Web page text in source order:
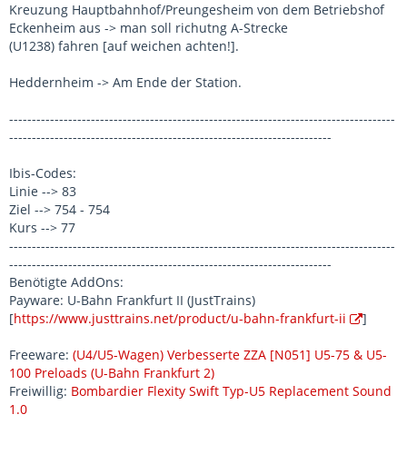
Kreuzung Hauptbahnhof/Preungesheim von dem Betriebshof
Eckenheim aus -> man soll richutng A-Strecke
(U1238) fahren [auf weichen achten!].
Heddernheim -> Am Ende der Station.
-------------------------------------------------------------------------------------
-----------------------------------------------------------------------
Ibis-Codes:
Linie --> 83
Ziel --> 754 - 754
Kurs --> 77
-------------------------------------------------------------------------------------
-----------------------------------------------------------------------
Benötigte AddOns:
Payware: U-Bahn Frankfurt II (JustTrains)
[https://www.justtrains.net/product/u-bahn-frankfurt-ii ]
Freeware: (U4/U5-Wagen) Verbesserte ZZA [N051] U5-75 & U5-
100 Preloads (U-Bahn Frankfurt 2)
Freiwillig: Bombardier Flexity Swift Typ-U5 Replacement Sound
1.0